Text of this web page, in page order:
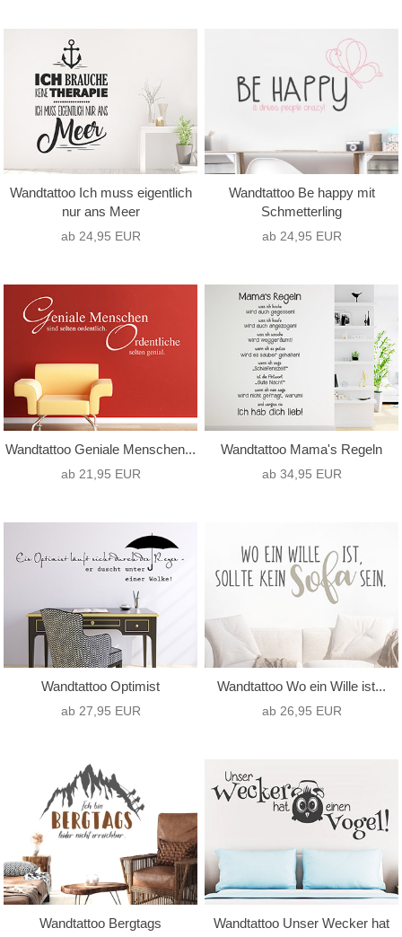
Wandtattoo Ich muss eigentlich
nur ans Meer
ab 24,95 EUR
Wandtattoo Be happy mit
Schmetterling
ab 24,95 EUR
Wandtattoo Geniale Menschen...
ab 21,95 EUR
Wandtattoo Mama's Regeln
ab 34,95 EUR
Wandtattoo Optimist
ab 27,95 EUR
Wandtattoo Wo ein Wille ist...
ab 26,95 EUR
Wandtattoo Bergtags
Wandtattoo Unser Wecker hat